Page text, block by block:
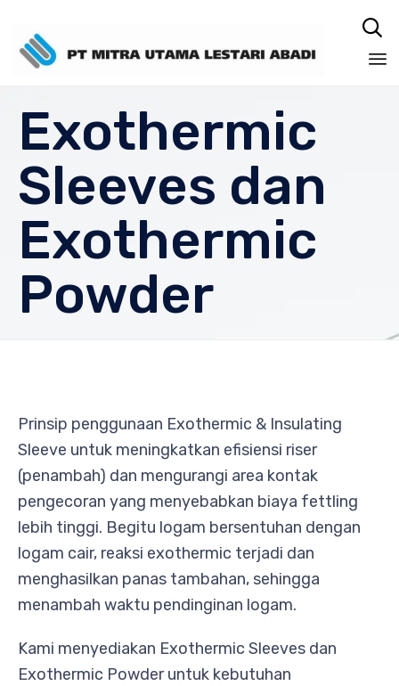

Exothermic
Sleeves dan
Exothermic
Powder
Prinsip penggunaan Exothermic & Insulating
Sleeve untuk meningkatkan efisiensi riser
(penambah) dan mengurangi area kontak
pengecoran yang menyebabkan biaya fettling
lebih tinggi. Begitu logam bersentuhan dengan
logam cair, reaksi exothermic terjadi dan
menghasilkan panas tambahan, sehingga
menambah waktu pendinginan logam.
Kami menyediakan Exothermic Sleeves dan
Exothermic Powder untuk kebutuhan